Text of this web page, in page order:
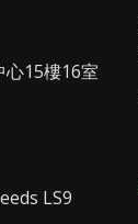
心15樓16室
LS9